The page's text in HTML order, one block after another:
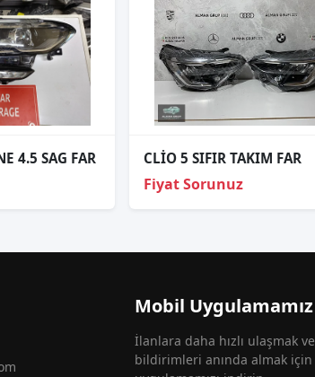
4.5 SAG FAR CLİO 5 SIFIR TAKIM FAR
Fiyat Sorunuz
Mobil Uygulamamız
İlanlara daha hızlı ulaşmak ve
bildirimleri anında almak için